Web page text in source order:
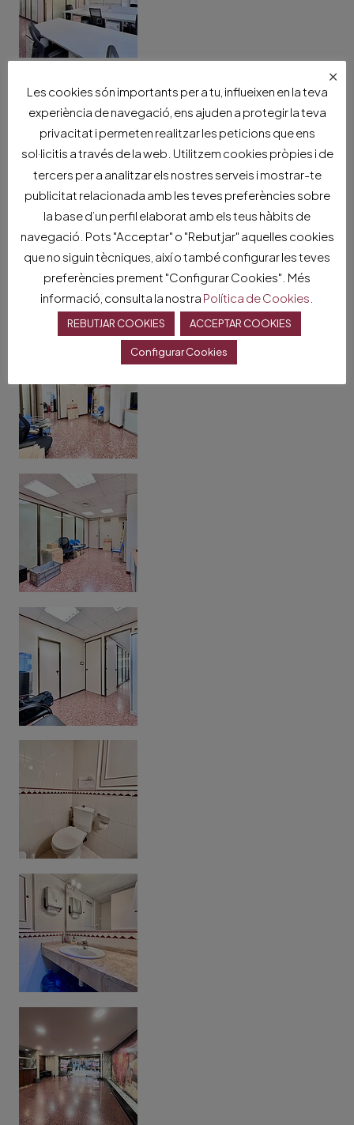
×
Les cookies són importants per a tu, influeixen en la teva
experiència de navegació, ens ajuden a protegir la teva
privacitat i permeten realitzar les peticions que ens
sol·licitis a través de la web. Utilitzem cookies pròpies i de
tercers per a analitzar els nostres serveis i mostrar-te
publicitat relacionada amb les teves preferències sobre
la base d’un perfil elaborat amb els teus hàbits de
navegació. Pots "Acceptar" o "Rebutjar" aquelles cookies
que no siguin tècniques, així o també configurar les teves
preferències prement "Configurar Cookies". Més
informació, consulta la nostra Política de Cookies
REBUTJAR COOKIES ACCEPTAR COOKIES
Configurar Cookies